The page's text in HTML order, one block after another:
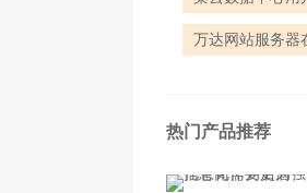
万达网站服务器
热门产品推荐